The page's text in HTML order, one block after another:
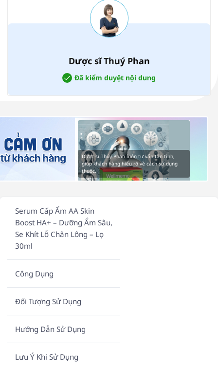
Dược sĩ Thuý Phan
Đã kiểm duyệt nội dung
Dược sĩ Thúy Phan luôn tư vấn tận tình,
giúp khách hàng hiểu rõ về cách sử dụng
thuốc.
Serum Cấp Ẩm AA Skin
Boost HA+ – Dưỡng Ẩm Sâu,
Se Khít Lỗ Chân Lông – Lọ
30ml
Công Dụng
Đối Tượng Sử Dụng
Hướng Dẫn Sử Dụng
Lưu Ý Khi Sử Dụng